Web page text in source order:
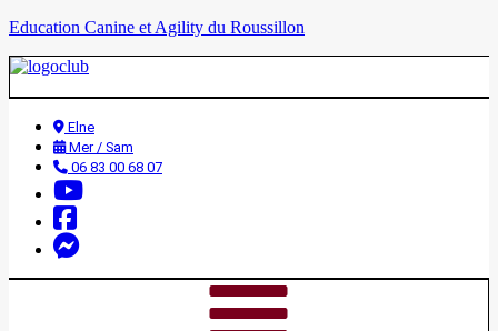
Education Canine et Agility du Roussillon
Elne
Mer / Sam
06 83 00 68 07